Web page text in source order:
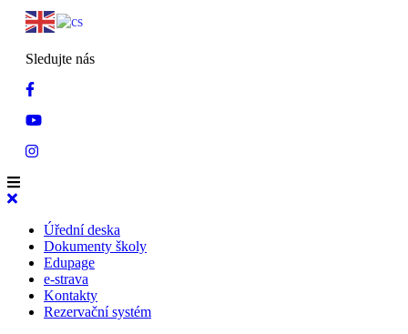
Sledujte nás
Úřední deska
Dokumenty školy
Edupage
e-strava
Kontakty
Rezervační systém